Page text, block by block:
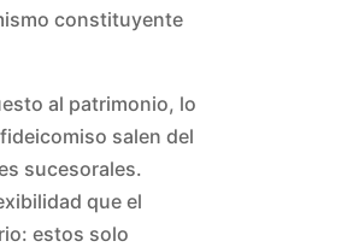
constituyente
al patrimonio, lo
salen del
sucesorales.
que el
estos solo